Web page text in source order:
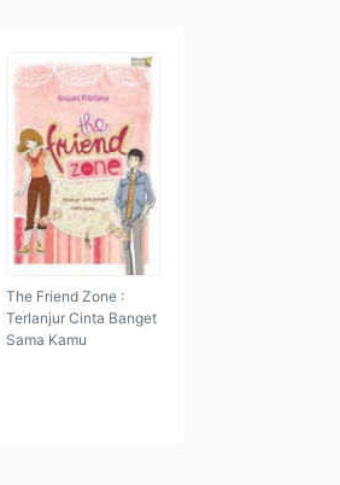
The Friend Zone :
Terlanjur Cinta Banget
Sama Kamu